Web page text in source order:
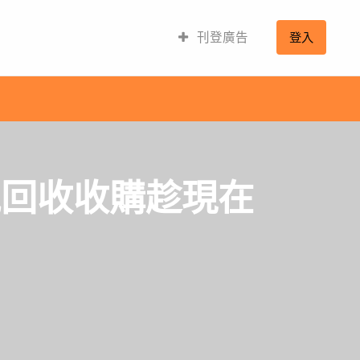
刊登廣告 登入
收收購趁現在